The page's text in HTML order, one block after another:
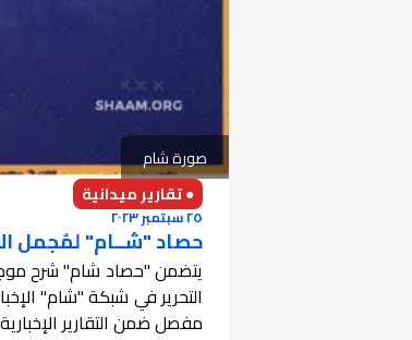
صورة شام
● تقارير ميدانية
٢٥ سبتمبر ٢٠٢٣
حصاد "شــام" لمُجمل الأحداث
يتضمن "حصاد شام" شرح
التحرير في شبكة "شام"
مفصل ضمن التقارير